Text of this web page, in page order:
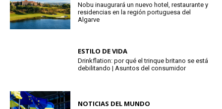
Nobu inaugurará un nuevo hotel, restaurante y
residencias en la región portuguesa del
Algarve
ESTILO DE VIDA
Drinkflation: por qué el trinque britano se está
debilitando | Asuntos del consumidor
NOTICIAS DEL MUNDO